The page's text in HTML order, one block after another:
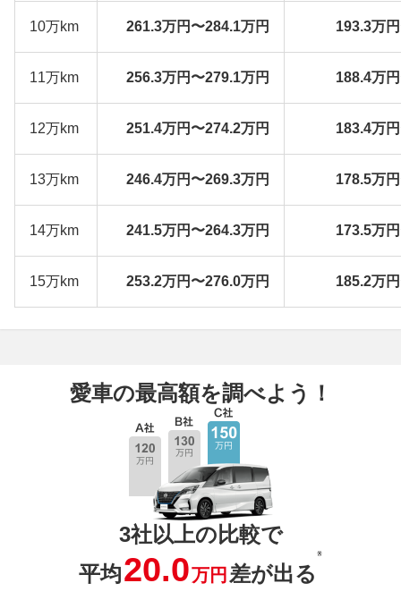
10万km 261.3万円〜284.1万円 193.3万
11万km 256.3万円〜279.1万円 188.4万
12万km 251.4万円〜274.2万円 183.4万
13万km 246.4万円〜269.3万円 178.5万
14万km 241.5万円〜264.3万円 173.5万
15万km 253.2万円〜276.0万円 185.2万
愛車の最高額を調べよう！
3社以上の比較で
平均20.0万円 差が出る
※